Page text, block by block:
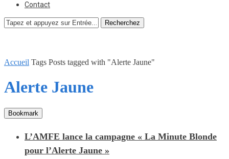
Contact
Recherchez
Accueil Tags Posts tagged with "Alerte Jaune"
Alerte Jaune
Bookmark
L’AMFE lance la campagne « La Minute Blonde
pour l’Alerte Jaune »